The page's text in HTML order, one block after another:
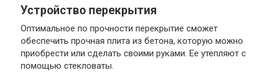
Устройство перекрытия
Оптимальное по прочности перекрытие сможет
обеспечить прочная плита из бетона, которую можно
приобрести или сделать своими руками. Ее утепляют с
помощью стекловаты.